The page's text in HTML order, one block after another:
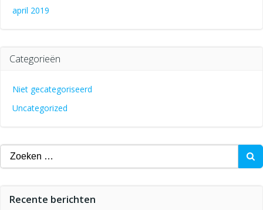
april 2019
Categorieën
Niet gecategoriseerd
Uncategorized
Zoeken
naar:
Recente berichten